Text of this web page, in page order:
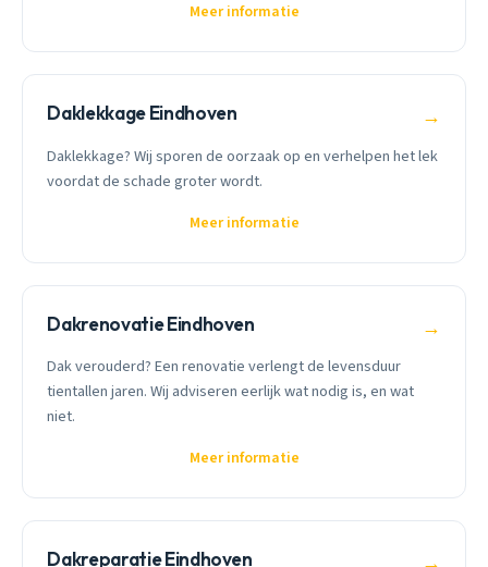
Meer informatie
Daklekkage Eindhoven →
Daklekkage? Wij sporen de oorzaak op en verhelpen het lek
voordat de schade groter wordt.
Meer informatie
Dakrenovatie Eindhoven →
Dak verouderd? Een renovatie verlengt de levensduur
tientallen jaren. Wij adviseren eerlijk wat nodig is, en wat
niet.
Meer informatie
Dakreparatie Eindhoven